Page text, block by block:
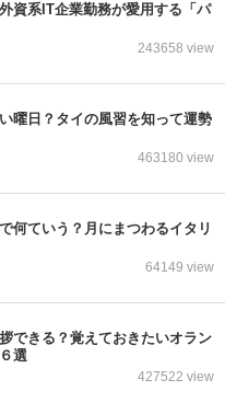
資系IT企業勤務が愛用する「パ
243658 view
曜日？タイの風習を知って運勢
463180 view
何ていう？月にまつわるイタリ
64149 view
できる？覚えておきたいオラン
選
427522 view